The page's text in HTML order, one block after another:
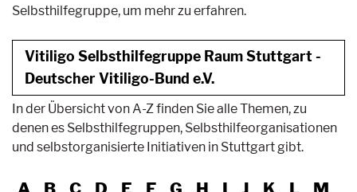
Selbsthilfegruppe, um mehr zu erfahren.
Vitiligo Selbsthilfegruppe Raum Stuttgart -
Deutscher Vitiligo-Bund e.V.
In der Übersicht von A-Z finden Sie alle Themen, zu
denen es Selbsthilfegruppen, Selbsthilfeorganisationen
und selbstorganisierte Initiativen in Stuttgart gibt.